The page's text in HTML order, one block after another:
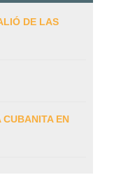
DE LAS
CUBANITA EN